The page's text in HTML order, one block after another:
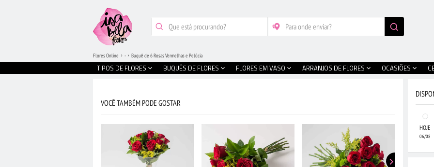
TIPOS DE FLORES BUQUÊS DE FLORES FLORES EM VASO ARRANJOS DE FLORES OCASIÕES
Flores Online - Buquê de 6 Rosas Vermelhas e Pelúcia
VOCÊ TAMBÉM PODE GOSTAR
HOJE
06/08